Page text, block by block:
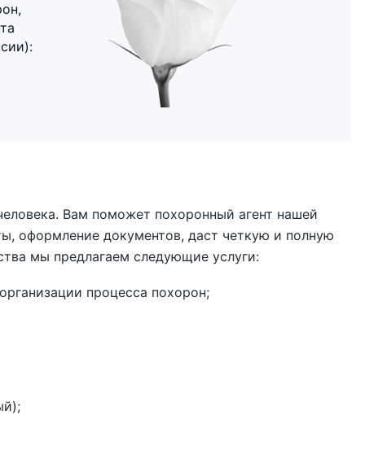
Вам поможет похоронный агент нашей
оформление документов, даст четкую и полную
мы предлагаем следующие услуги:
процесса похорон;